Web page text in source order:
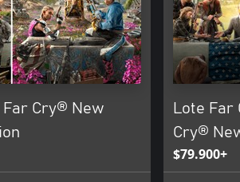
Far Cry® New
Lote Far
Cry®
$79.900+